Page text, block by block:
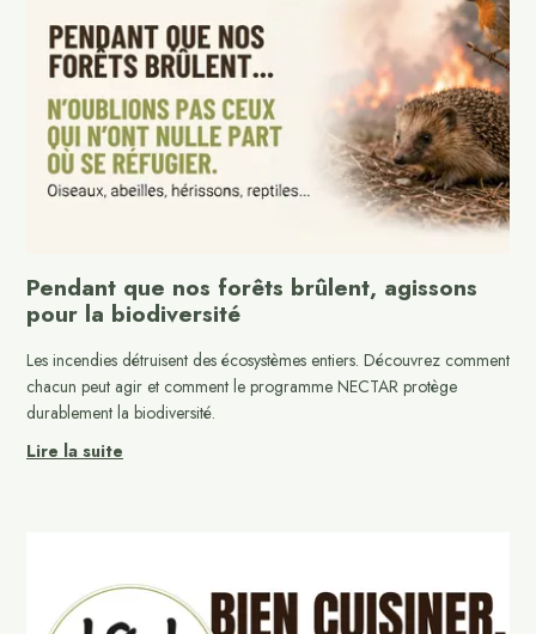
Pendant que nos forêts brûlent, agissons
pour la biodiversité
Les incendies détruisent des écosystèmes entiers. Découvrez comment
chacun peut agir et comment le programme NECTAR protège
durablement la biodiversité.
Lire la suite